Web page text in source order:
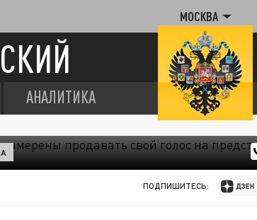
МОСКВА
АНАЛИТИКА
ПОДПИШИТЕСЬ: